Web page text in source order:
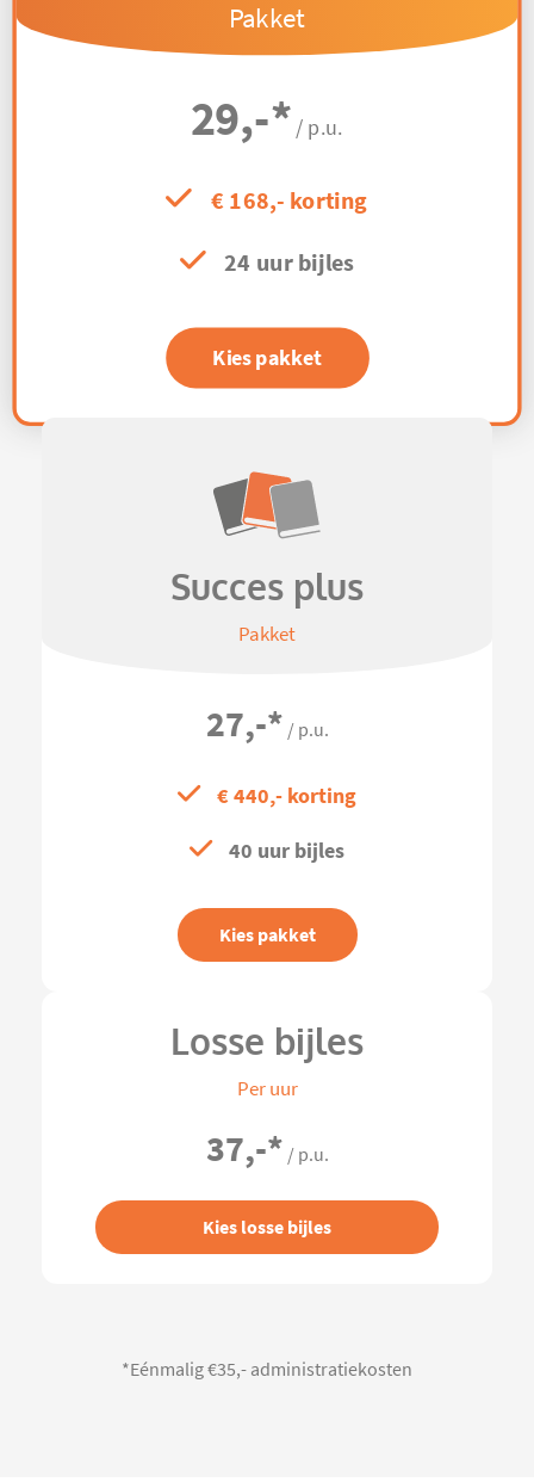
Pakket
29,-* / p.u.
€ 168,- korting
24 uur bijles
Kies pakket
Succes plus
Pakket
27,-* / p.u.
€ 440,- korting
40 uur bijles
Kies pakket
Losse bijles
Per uur
37,-* / p.u.
Kies losse bijles
*Eénmalig €35,- administratiekosten